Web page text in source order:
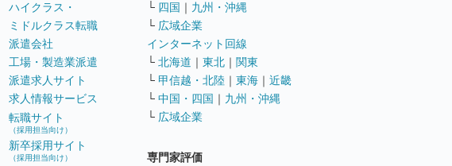
ハイクラス・
ミドルクラス転職
派遣会社
工場・製造業派遣
派遣求人サイト
求人情報サービス
転職サイト
（採用担当向け）
新卒採用サイト
（採用担当向け）
└ 四国 ｜ 九州・沖縄
└ 広域企業
インターネット回線
└ 北海道 ｜ 東北 ｜ 関東
└ 甲信越・北陸 ｜ 東海 ｜ 近畿
└ 中国・四国 ｜ 九州・沖縄
└ 広域企業
専門家評価